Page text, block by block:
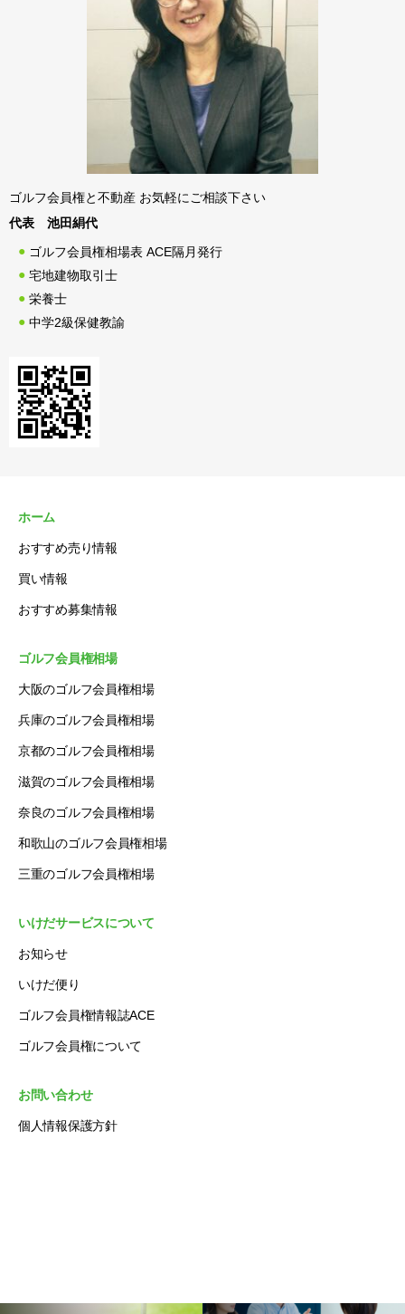
ゴルフ会員権と不動産 お気軽にご相談下さい
代表 池田絹代
ゴルフ会員権相場表 ACE隔月発行
宅地建物取引士
栄養士
中学2級保健教諭
ホーム
おすすめ売り情報
買い情報
おすすめ募集情報
ゴルフ会員権相場
大阪のゴルフ会員権相場
兵庫のゴルフ会員権相場
京都のゴルフ会員権相場
滋賀のゴルフ会員権相場
奈良のゴルフ会員権相場
和歌山のゴルフ会員権相場
三重のゴルフ会員権相場
いけだサービスについて
お知らせ
いけだ便り
ゴルフ会員権情報誌ACE
ゴルフ会員権について
お問い合わせ
個人情報保護方針